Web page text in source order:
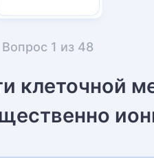
Вопрос 1 из 48
клеточной